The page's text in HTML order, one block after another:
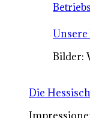
Unsere
Bilder:
Die